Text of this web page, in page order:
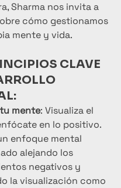
Sharma nos invita a
cómo gestionamos
mente y vida.
CLAVE
mente: Visualiza el
en lo positivo.
enfoque mental
alejando los
negativos y
la visualización como